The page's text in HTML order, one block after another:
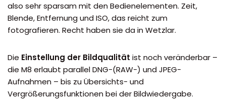
also sehr sparsam mit den Bedienelementen. Zeit,
Blende, Entfernung und ISO, das reicht zum
fotografieren. Recht haben sie da in Wetzlar.
Die Einstellung der Bildqualität ist noch veränderbar –
die M8 erlaubt parallel DNG-(RAW-) und JPEG-
Aufnahmen – bis zu Übersichts- und
Vergrößerungsfunktionen bei der Bildwiedergabe.